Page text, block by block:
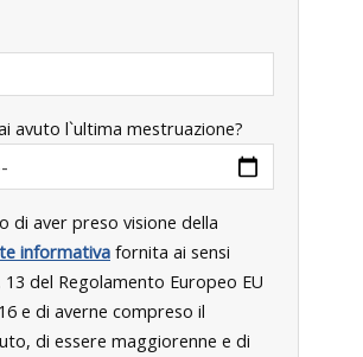
avuto l`ultima mestruazione?
di aver preso visione della
informativa fornita ai sensi
13 del Regolamento Europeo EU
e di averne compreso il
di essere maggiorenne e di